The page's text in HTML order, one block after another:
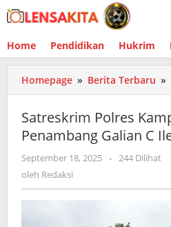
Lewati
ke
Home Pendidikan Hukrim
Homepage » Berita Terbaru »
Satreskrim Polres
Penambang Galian C
September 18, 2025 oleh
- 244 Dilihat
oleh Redaksi